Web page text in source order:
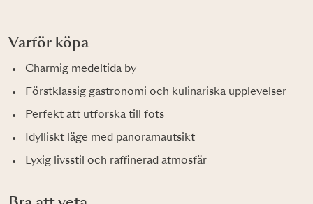
Varför köpa
Charmig medeltida by
Förstklassig gastronomi och kulinariska upplevelser
Perfekt att utforska till fots
Idylliskt läge med panoramautsikt
Lyxig livsstil och raffinerad atmosfär